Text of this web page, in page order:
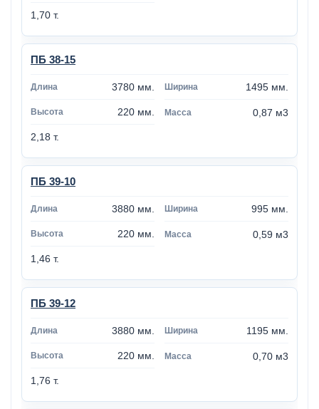
1,70 т.
ПБ 38-15
3780 мм. 1495 мм.
220 мм. 0,87 м3
2,18 т.
ПБ 39-10
3880 мм. 995 мм.
220 мм. 0,59 м3
1,46 т.
ПБ 39-12
3880 мм. 1195 мм.
220 мм. 0,70 м3
1,76 т.